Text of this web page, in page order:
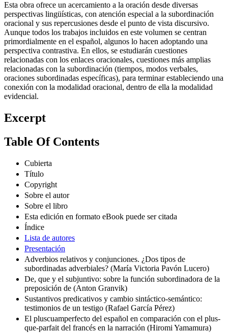
Esta obra ofrece un acercamiento a la oración desde diversas
perspectivas lingüísticas, con atención especial a la subordinación
oracional y sus repercusiones desde el punto de vista discursivo.
Aunque todos los trabajos incluidos en este volumen se centran
primordialmente en el español, algunos lo hacen adoptando una
perspectiva contrastiva. En ellos, se estudiarán cuestiones
relacionadas con los enlaces oracionales, cuestiones más amplias
relacionadas con la subordinación (tiempos, modos verbales,
oraciones subordinadas específicas), para terminar estableciendo una
conexión con la modalidad oracional, dentro de ella la modalidad
evidencial.
Excerpt
Table Of Contents
Cubierta
Título
Copyright
Sobre el autor
Sobre el libro
Esta edición en formato eBook puede ser citada
Índice
Lista de autores
Presentación
Adverbios relativos y conjunciones. ¿Dos tipos de
subordinadas adverbiales? (María Victoria Pavón Lucero)
De, que y el subjuntivo: sobre la función subordinadora de la
preposición de (Anton Granvik)
Sustantivos predicativos y cambio sintáctico-semántico:
testimonios de un testigo (Rafael García Pérez)
El pluscuamperfecto del español en comparación con el plus-
que-parfait del francés en la narración (Hiromi Yamamura)